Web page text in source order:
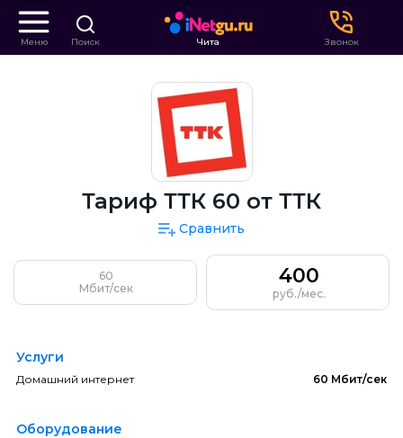
Меню Поиск Чита Звонок
Тариф ТТК 60 от ТТК
Сравнить
60
Мбит/сек
400
руб./мес.
Услуги
Домашний интернет 60 Мбит/сек
Оборудование